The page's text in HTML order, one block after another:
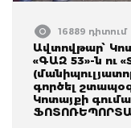
16889 դիտում
Ավտովթար՝
«ԳԱԶ 53»-ն ու
գործել
Կոտայքի